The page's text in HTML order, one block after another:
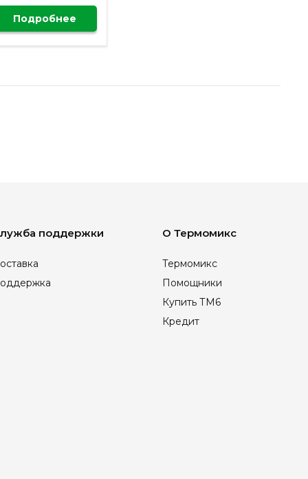
Подробнее
поддержки О Термомикс
Термомикс
Помощники
Купить ТМ6
Кредит